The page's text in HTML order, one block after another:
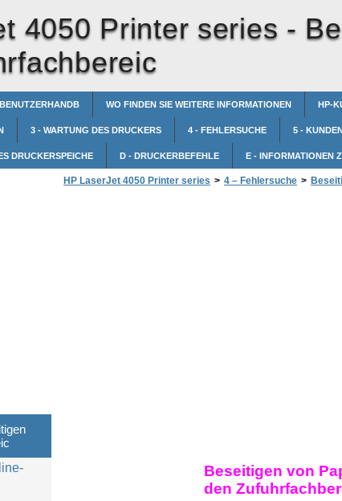
4050 Printer series -
WO FINDEN SIE WEITERE INFORMATIONEN HP-
3 - WARTUNG DES DRUCKERS 4 - FEHLERSUCHE 5 -
DRUCKERSPEICHE D - DRUCKERBEFEHLE E - INFORMATIONEN
HP LaserJet 4050 Printer series > 4 – Fehlersuche >
Beseitigen von
den